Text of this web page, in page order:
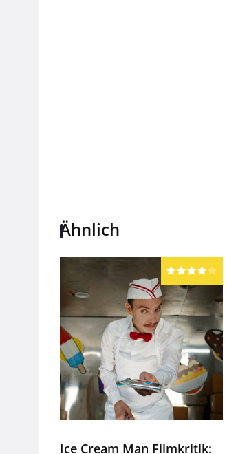
Ähnlich
Ice Cream Man Filmkritik: